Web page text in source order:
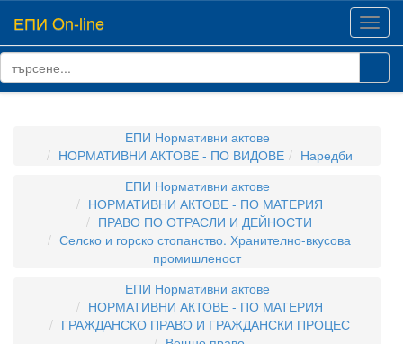
ЕПИ On-line
ЕПИ Нормативни актове
НОРМАТИВНИ АКТОВЕ - ПО ВИДОВЕ
Наредби
ЕПИ Нормативни актове
НОРМАТИВНИ АКТОВЕ - ПО МАТЕРИЯ
ПРАВО ПО ОТРАСЛИ И ДЕЙНОСТИ
Селско и горско стопанство. Хранително-вкусова
промишленост
ЕПИ Нормативни актове
НОРМАТИВНИ АКТОВЕ - ПО МАТЕРИЯ
ГРАЖДАНСКО ПРАВО И ГРАЖДАНСКИ ПРОЦЕС